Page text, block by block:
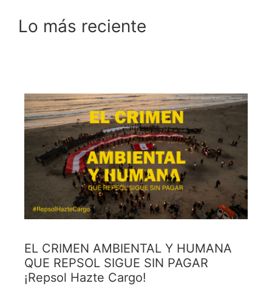
Lo más reciente
EL CRIMEN AMBIENTAL Y HUMANA
QUE REPSOL SIGUE SIN PAGAR
¡Repsol Hazte Cargo!